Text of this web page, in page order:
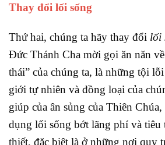
Thay đổi lối sống
Thứ hai, chúng ta hãy thay đổi lối
Đức Thánh Cha mời gọi ăn năn
thái” của chúng ta, là những tội
giới tự nhiên và đồng loại của
giúp của ân sủng của Thiên
dụng lối sống bớt lãng phí và tiêu
thiết, đặc biệt là ở những nơi quy